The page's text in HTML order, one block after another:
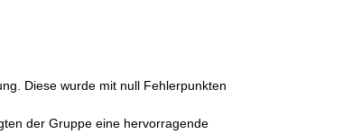
Diese wurde mit null Fehlerpunkten
der Gruppe eine hervorragende